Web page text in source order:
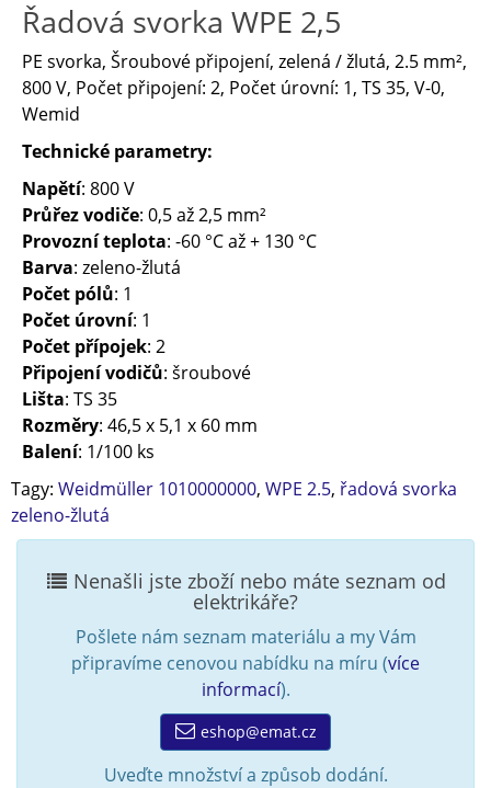
Řadová svorka WPE 2,5
PE svorka, Šroubové připojení, zelená / žlutá, 2.5 mm²,
800 V, Počet připojení: 2, Počet úrovní: 1, TS 35, V-0,
Wemid
Technické parametry:
Napětí: 800 V
Průřez vodiče: 0,5 až 2,5 mm²
Provozní teplota: -60 °C až + 130 °C
Barva: zeleno-žlutá
Počet pólů: 1
Počet úrovní: 1
Počet přípojek: 2
Připojení vodičů: šroubové
Lišta: TS 35
Rozměry: 46,5 x 5,1 x 60 mm
Balení: 1/100 ks
Tagy: Weidmüller 1010000000, WPE 2.5, řadová svorka
zeleno-žlutá
Nenašli jste zboží nebo máte seznam od
elektrikáře?
Pošlete nám seznam materiálu a my Vám
připravíme cenovou nabídku na míru (více
informací).
eshop@emat.cz
Uveďte množství a způsob dodání.